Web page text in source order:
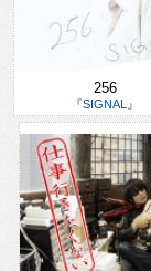
256
『SIGNAL』